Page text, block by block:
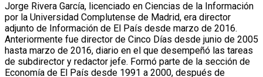
Jorge Rivera García, licenciado en Ciencias de la Información
por la Universidad Complutense de Madrid, era director
adjunto de Información de El País desde marzo de 2016.
Anteriormente fue director de Cinco Días desde junio de 2005
hasta marzo de 2016, diario en el que desempeñó las tareas
de subdirector y redactor jefe. Formó parte de la sección de
Economía de El País desde 1991 a 2000, después de